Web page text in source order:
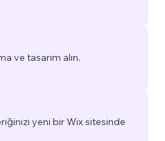
ve tasarım alın.
yeni bir Wix sitesinde